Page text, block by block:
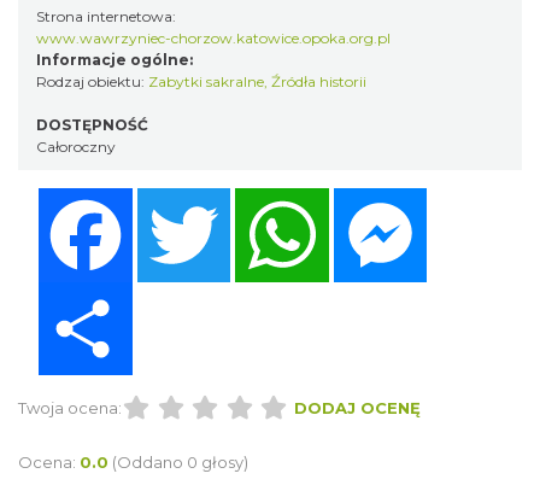
Strona internetowa:
www.wawrzyniec-chorzow.katowice.opoka.org.pl
Informacje ogólne:
Rodzaj obiektu: Zabytki sakralne, Źródła historii
DOSTĘPNOŚĆ
Całoroczny
Twitter WhatsApp
Twoja ocena: DODAJ OCENĘ
Ocena: 0.0 (Oddano 0 głosy)